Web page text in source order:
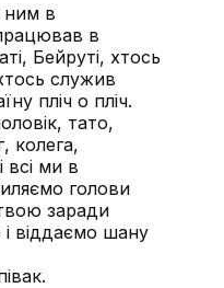
ним в
в
Бейруті, хтось
служив
пліч о пліч.
тато,
колега,
всі ми в
голови
заради
віддаємо шану